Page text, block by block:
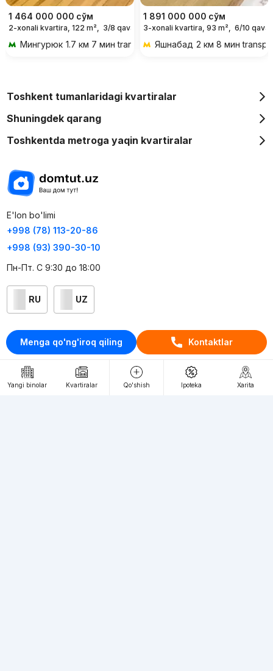
Menga qo'ng'iroq qiling Kontaktlar
1 464 000 000 сўм
2-xonali kvartira, 122 m², 3/8 qavat
Мингурюк 1.7 км 7 мин transportda
1 891 000 000 сўм
3-xonali kvartira, 93 m², 6/10 qavat
Яшнабад 2 км 8 мин
Yangi binolar Kvartiralar Qo'shish Ipoteka Xarita
Toshkent tumanlaridagi kvartiralar
Shuningdek qarang
Toshkentda metroga yaqin kvartiralar
E'lon bo'limi
+998 (78) 113-20-86
+998 (93) 390-30-10
Пн-Пт. С 9:30 до 18:00
RU UZ
Kontaktlar
loyiha haqida
Webnow © loyihasi